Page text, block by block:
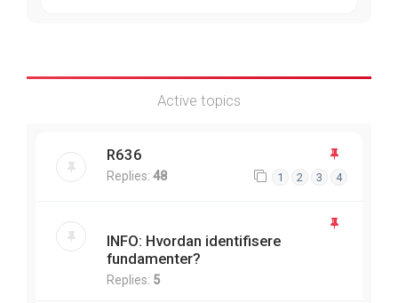
Active topics
R636
Replies: 48 1 2 3 4
INFO: Hvordan identifisere
fundamenter?
Replies: 5